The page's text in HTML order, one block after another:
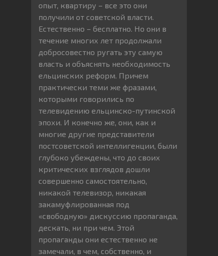
опыт, квартиру – все это они
получили от советской власти.
Естественно – бесплатно. Но они в
течение многих лет продолжали
добросовестно ругать эту самую
власть и объяснять необходимость
ельцинских реформ. Причем
практически теми же фразами,
которыми говорились по
телевидению ельцинско-путинской
эпохи. И конечно же, они, как и
многие другие представители
постсоветской интеллигенции, были
глубоко убеждены, что до своих
критических взглядов дошли
совершенно самостоятельно,
никакой телевизор, никакая
закамуфлированная под
«свободную» дискуссию пропаганда,
дескать, ни при чем. Этой
пропаганды они естественно не
замечали, в чем, собственно, и